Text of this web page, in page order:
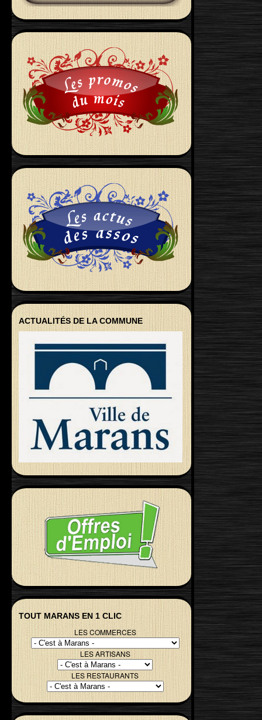
ACTUALITÉS DE LA COMMUNE
TOUT MARANS EN 1 CLIC
LES COMMERCES
LES ARTISANS
LES RESTAURANTS